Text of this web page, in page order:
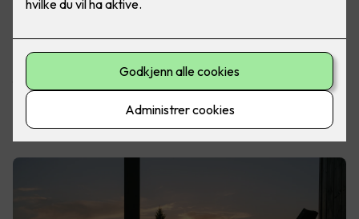
året. Uavhengig om du har en hytte i skjærgården, i landlige
omgivelser eller på fjellet med utsikt over fjellheimen, er
fellesnevneren den samme. Norske hytteeiere elsker rett og
slett å sitte ute på terrassen, for å nyte utsikten og naturen.
Les også:Drømmer du om en smart hytte?